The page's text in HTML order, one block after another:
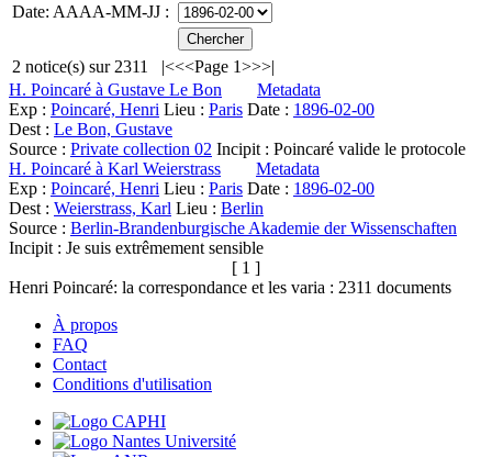
Date: AAAA-MM-JJ :
2 notice(s) sur 2311 |<<<Page 1>>>|
H. Poincaré à Gustave Le Bon
Metadata
Exp : Poincaré, Henri Lieu : Paris Date : 1896-02-00
Dest : Le Bon, Gustave
Source : Private collection 02 Incipit : Poincaré valide le protocole
H. Poincaré à Karl Weierstrass
Metadata
Exp : Poincaré, Henri Lieu : Paris Date : 1896-02-00
Dest : Weierstrass, Karl Lieu : Berlin
Source : Berlin-Brandenburgische Akademie der Wissenschaften
Incipit : Je suis extrêmement sensible
[ 1 ]
Henri Poincaré: la correspondance et les varia : 2311 documents
À propos
FAQ
Contact
Conditions d'utilisation